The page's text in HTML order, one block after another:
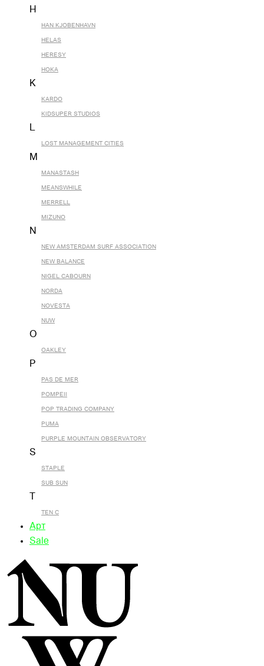
H
HAN KJOBENHAVN
HELAS
HERESY
HOKA
K
KARDO
KIDSUPER STUDIOS
L
LOST MANAGEMENT CITIES
M
MANASTASH
MEANSWHILE
MERRELL
MIZUNO
N
NEW AMSTERDAM SURF ASSOCIATION
NEW BALANCE
NIGEL CABOURN
NORDA
NOVESTA
NUW
O
OAKLEY
P
PAS DE MER
POMPEII
POP TRADING COMPANY
PUMA
PURPLE MOUNTAIN OBSERVATORY
S
STAPLE
SUB SUN
TEN C
Арт
Sale